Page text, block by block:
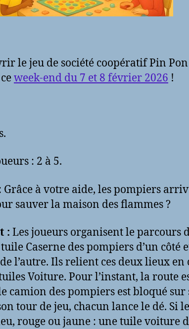
le jeu de société coopératif Pin
week-end du 7 et 8 février 2026 !
: 2 à 5.
Grâce à votre aide, les pompiers
sauver la maison des flammes ?
: Les joueurs organisent le parcours
Caserne des pompiers d’un côté
l’autre. Ils relient ces deux lieux en
Voiture. Pour l’instant, la route
camion des pompiers est bloqué sur
tour de jeu, chacun lance le dé. Si le
rouge ou jaune : une tuile voiture